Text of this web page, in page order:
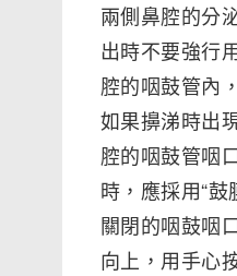
兩側鼻腔的分
出時不要強行
腔的咽鼓管內
如果擤涕時出
腔的咽鼓管咽
時，應採用“
關閉的咽鼓咽
向上，用手心